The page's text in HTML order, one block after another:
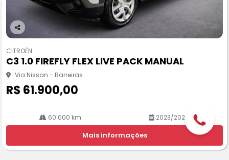
Co
pa
rtil
he
CITROËN
C3 1.0 FIREFLY FLEX LIVE PACK MANUAL
Via Nissan - Barreiras
R$ 61.900,00
60.000 km 2023/2024
Mais informações